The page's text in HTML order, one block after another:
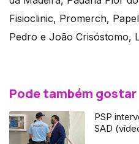
Fisioclinic, Promerch,
Pedro e João Crisóstomo,
Pode também gostar
PSP
SAD